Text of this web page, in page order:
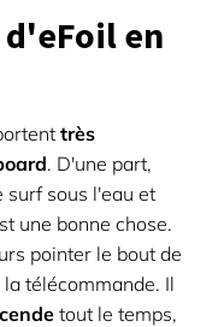
en
très
. D'une part,
surf sous l'eau et
une bonne chose.
pointer le bout de
télécommande. Il
tout le temps,